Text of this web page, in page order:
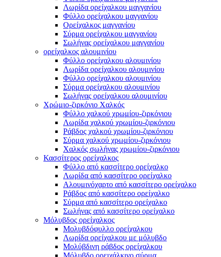
Λωρίδα ορείχαλκου μαγγανίου
Φύλλο ορείχαλκου μαγγανίου
Ορείχαλκος μαγγανίου
Σύρμα ορείχαλκου μαγγανίου
Σωλήνας ορείχαλκου μαγγανίου
ορείχαλκος αλουμινίου
Φύλλο ορείχαλκου αλουμινίου
Λωρίδα ορείχαλκου αλουμινίου
Φύλλο ορείχαλκου αλουμινίου
Σύρμα ορείχαλκου αλουμινίου
Σωλήνας ορείχαλκου αλουμινίου
Χρώμιο-ζιρκόνιο Χαλκός
Φύλλο χαλκού χρωμίου-ζιρκόνιου
Λωρίδα χαλκού χρωμίου-ζιρκόνιου
Ράβδος χαλκού χρωμίου-ζιρκόνιου
Σύρμα χαλκού χρωμίου-ζιρκόνιου
Χαλκός σωλήνας χρωμίου-ζιρκόνιου
Κασσίτερος ορείχαλκος
Φύλλο από κασσίτερο ορείχαλκο
Λωρίδα από κασσίτερο ορείχαλκο
Αλουμινόχαρτο από κασσίτερο ορείχαλκο
Ράβδος από κασσίτερο ορείχαλκο
Σύρμα από κασσίτερο ορείχαλκο
Σωλήνας από κασσίτερο ορείχαλκο
Μόλυβδος ορείχαλκος
Μολυβδόφυλλο ορείχαλκου
Λωρίδα ορείχαλκου με μόλυβδο
Μολύβδινη ράβδος ορείχαλκου
Μόλυβδο ορειχάλκινο σύρμα